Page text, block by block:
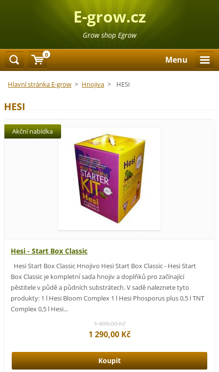
E-grow.cz
Grow shop Egrow
Menu
Hlavní stránka E-grow > Hnojiva > HESI
HESI
Hesi - Start Box Classic
Akční nabídka
Hesi Start Box Classic Hnojivo Hesi Start Box Classic - Hesi Start
Box Classic je kompletní sada hnojiv a doplňků pro začínající
pěstitele v půdě a půdních substrátech. V sadě naleznete tyto
produkty: 1 l Hesi Bloom Complex 1 l Hesi Phosporus plus 0,5 l TNT
Complex 0,5 l Hesi...
1 499,00 Kč
1 290,00 Kč
0